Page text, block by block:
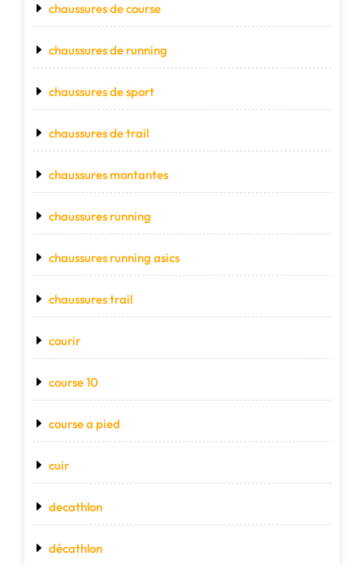
chaussures de course
chaussures de running
chaussures de sport
chaussures de trail
chaussures montantes
chaussures running
chaussures running asics
chaussures trail
courir
course 10
course a pied
cuir
decathlon
décathlon